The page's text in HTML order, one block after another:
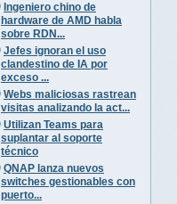
Ingeniero chino de
hardware de AMD habla
sobre RDN...
Jefes ignoran el uso
clandestino de IA por
exceso ...
Webs maliciosas rastrean
visitas analizando la act...
Utilizan Teams para
suplantar al soporte
técnico
QNAP lanza nuevos
switches gestionables con
puerto...